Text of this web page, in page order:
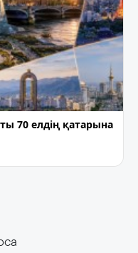
70 елдің қатарына